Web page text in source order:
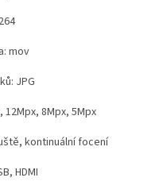
mov
JPG
8Mpx, 5Mpx
kontinuální focení
HDMI